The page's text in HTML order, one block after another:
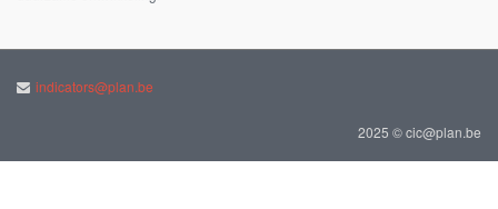
indicators@plan.be
2025 © cic@plan.be